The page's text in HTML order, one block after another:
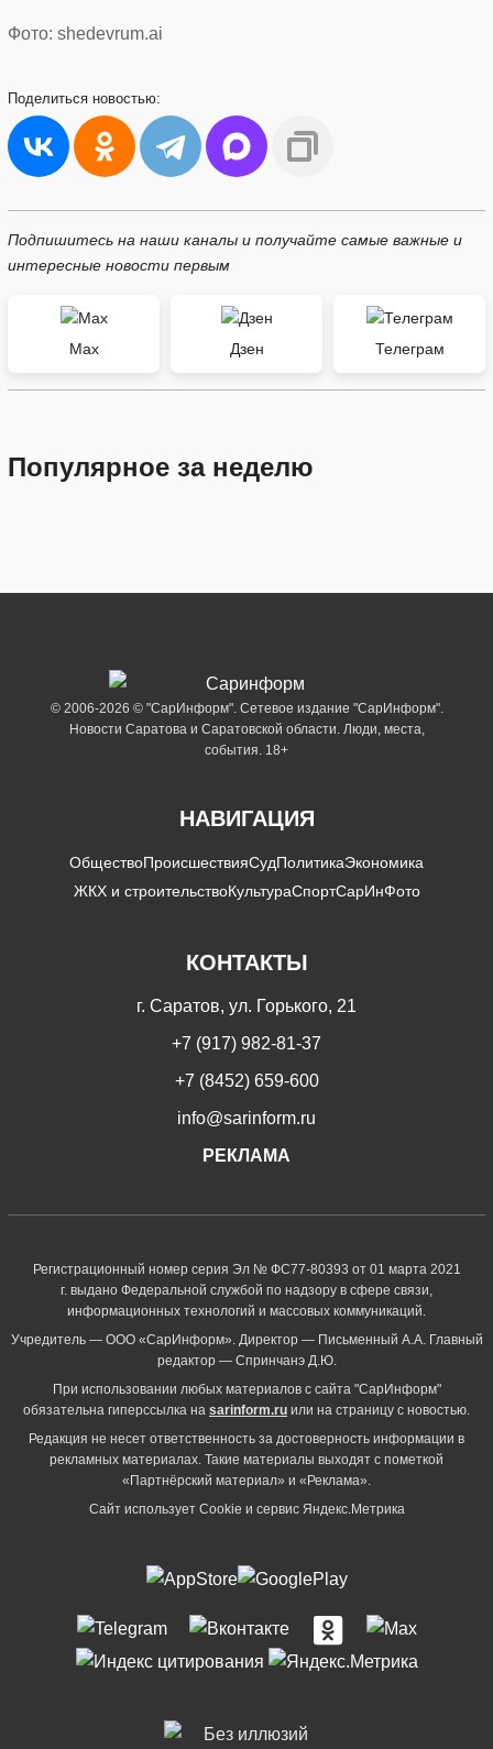
Фото: shedevrum.ai
Поделиться новостью:
Подпишитесь на наши каналы и получайте самые важные и
интересные новости первым
Max Дзен Телеграм
Популярное за неделю
© 2006-2026 © "СарИнформ". Сетевое издание "СарИнформ".
Новости Саратова и Саратовской области. Люди, места,
события. 18+
НАВИГАЦИЯ
ОбществоПроисшествияСудПолитикаЭкономика
ЖКХ и строительствоКультураСпортСарИнФото
КОНТАКТЫ
г. Саратов, ул. Горького, 21
+7 (917) 982-81-37
+7 (8452) 659-600
info@sarinform.ru
РЕКЛАМА
Регистрационный номер серия Эл № ФС77-80393 от 01 марта 2021
г. выдано Федеральной службой по надзору в сфере связи,
информационных технологий и массовых коммуникаций.
Учредитель — ООО «СарИнформ». Директор — Письменный А.А. Главный
редактор — Спринчанэ Д.Ю.
При использовании любых материалов с сайта "СарИнформ"
обязательна гиперссылка на sarinform.ru или на страницу с новостью.
Редакция не несет ответственность за достоверность информации в
рекламных материалах. Такие материалы выходят с пометкой
«Партнёрский материал» и «Реклама».
Сайт использует Cookie и сервиc Яндекс.Метрика